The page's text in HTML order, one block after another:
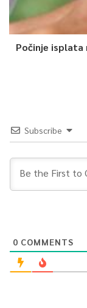
Počinje isplata
Subscribe
0 COMMENTS